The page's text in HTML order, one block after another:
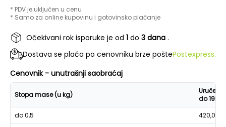
* PDV je uključen u cenu
* Samo za online kupovinu i gotovinsko plaćanje
Očekivani rok isporuke je od 1 do 3 dana .
Dostava se plaća po cenovniku brze poštePostexpress.
Cenovnik - unutrašnji saobraćaj
Stopa mase (u kg)
Uručenje
do 19h
do 0,5
420,00